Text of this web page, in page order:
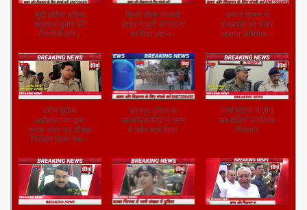
यूपी:औरैया पुलिस
सकुशल चुनाव की
तैयारी में लगी।
डिप्टी सीएम तेजस्वी
यादव ने यूपी की घटना
पर दिया बयान।
उत्पाद विभाग ने
शराबबंदी को लेकर
चलाया अभियान।
वरीय पुलिस
अधीक्षक,गया द्वारा
गुरुआ थाना का औचक
निरीक्षण किया गया।
कानपुर पुलिस के
आलाधिकारियों ने क्षेत्र
में फ्लैग मार्च किया
रांची पुलिस ने तीन
अपराधियों को किया
गिरफ्तार